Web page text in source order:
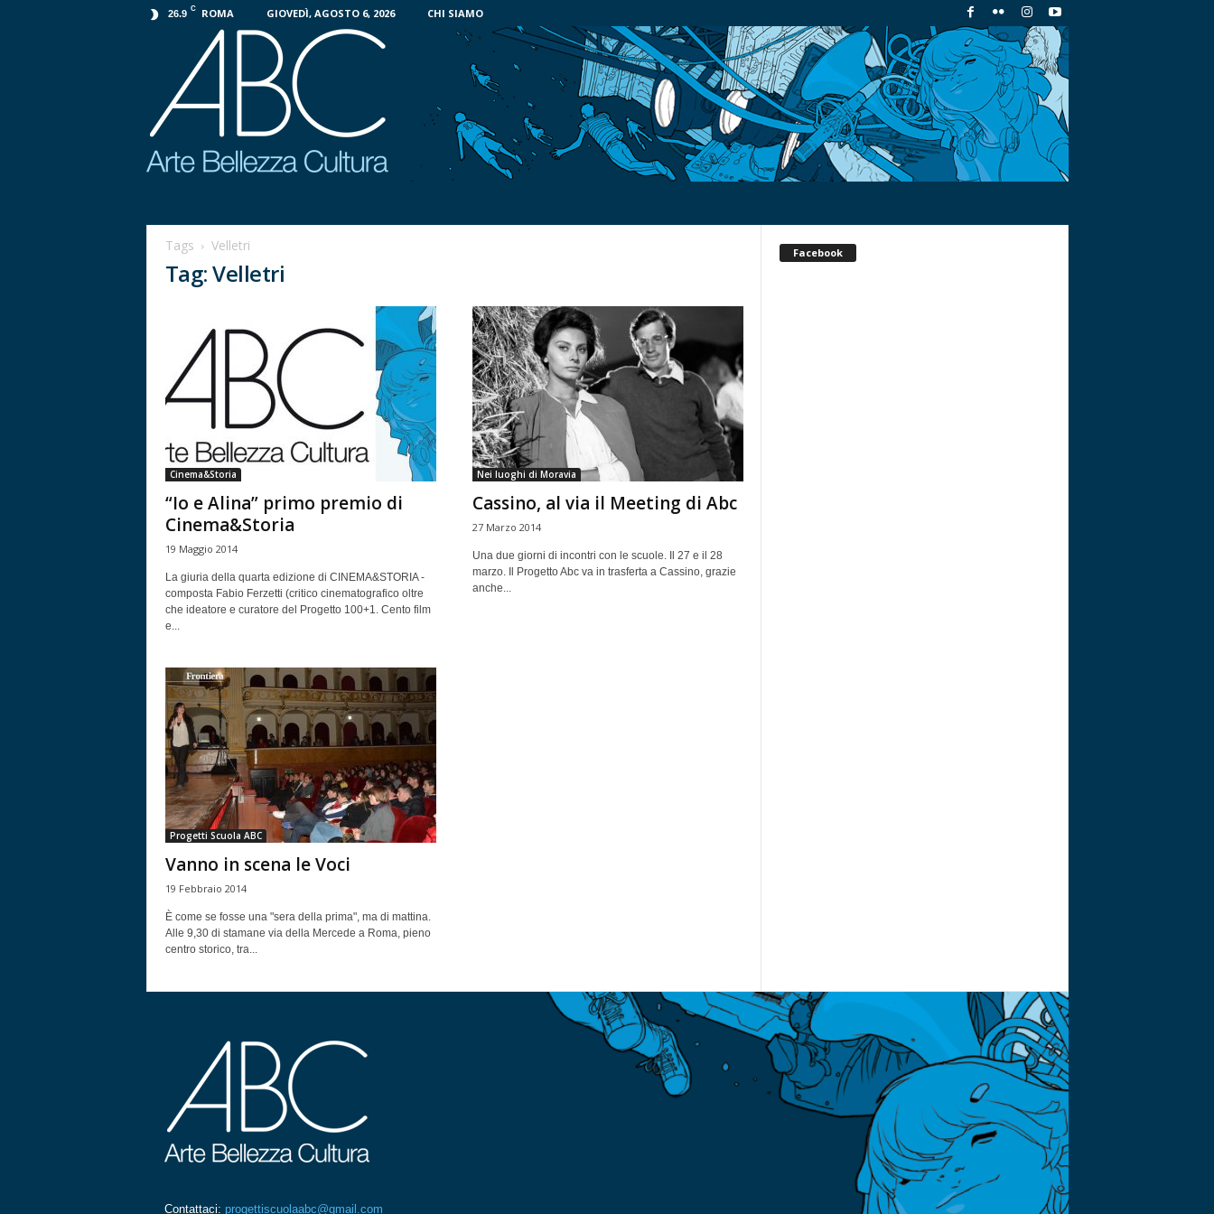
26.9 C ROMA GIOVEDÌ, AGOSTO 6, 2026 CHI SIAMO
o
Tags Velletri
Tag: Velletri
Cinema&Storia
“Io e Alina” primo premio di
Cinema&Storia
19 Maggio 2014
La giuria della quarta edizione di CINEMA&STORIA -
composta Fabio Ferzetti (critico cinematografico oltre
che ideatore e curatore del Progetto 100+1. Cento film
e...
Nei luoghi di Moravia
Cassino, al via il Meeting di Abc
27 Marzo 2014
Una due giorni di incontri con le scuole. Il 27 e il 28
marzo. Il Progetto Abc va in trasferta a Cassino, grazie
anche...
Progetti Scuola ABC
Vanno in scena le Voci
19 Febbraio 2014
È come se fosse una "sera della prima", ma di mattina.
Alle 9,30 di stamane via della Mercede a Roma, pieno
centro storico, tra...
Facebook
Contattaci: progettiscuolaabc@gmail.com